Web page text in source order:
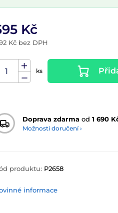
Kč
Kč bez DPH
ks
Doprava zdarma od 1 690
Možnosti doručení ›
produktu: P2658
informace